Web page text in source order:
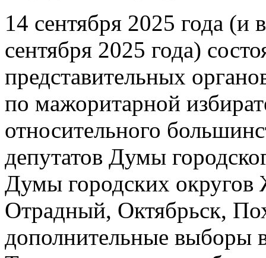
14 сентября 2025 года
сентября 2025 года)
представительных
по мажоритарной
относительного
депутатов Думы
Думы городских округов
Отрадный, Октябрьск,
дополнительные выборы